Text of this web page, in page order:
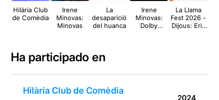
Hilària Club
de Comèdia
Irene
Minovas:
Minovas
La
desaparició
del huanca
Irene
Minovas:
Dolby
La Llama
Fest 2026 -
Dijous: Erik
Ingold,
Ha participado en
Hilària Club de Comèdia
2024